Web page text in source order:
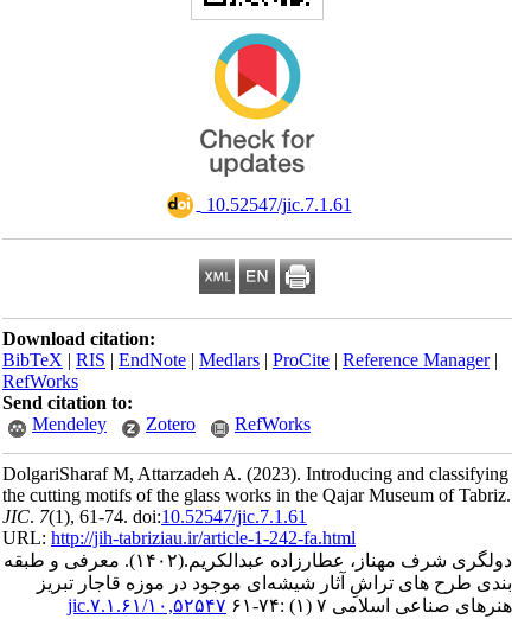
‎ 10.52547/jic.7.1.61
Download citation:
BibTeX|RIS| EndNote| Medlars| ProCite|Reference
RefWorks
Send citation to:
Mendeley
Zotero RefWorks
DolgariSharaf M, Attarzadeh A.(2023).Introducing and
the cutting motifs of the glass works in the Qajar Museum of
JIC.7(1), 61-74. doi:10.52547/jic.7.1.61
URL:http://jih-tabriziau.ir/article-1-242-fa.html
شرف مهناز، عطارزاده عبدالکریم.(۱۴۰۲).
معرفی و طبقه
های تراشِ آثار شیشه‌ای موجود در موزه قاجار تبریز
اسلامی ۷ (۱) :۷۴-۶۱
۱۰,۵۲۵۴۷/jic.۷.۱.۶۱